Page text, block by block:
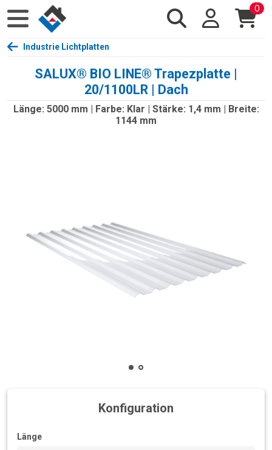
0
Industrie Lichtplatten
SALUX® BIO LINE® Trapezplatte |
20/1100LR | Dach
Länge: 5000 mm | Farbe: Klar | Stärke: 1,4 mm | Breite:
1144 mm
Konfiguration
Länge